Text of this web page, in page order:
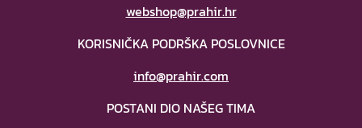
webshop@prahir.hr
KORISNIČKA PODRŠKA POSLOVNICE
info@prahir.com
POSTANI DIO NAŠEG TIMA